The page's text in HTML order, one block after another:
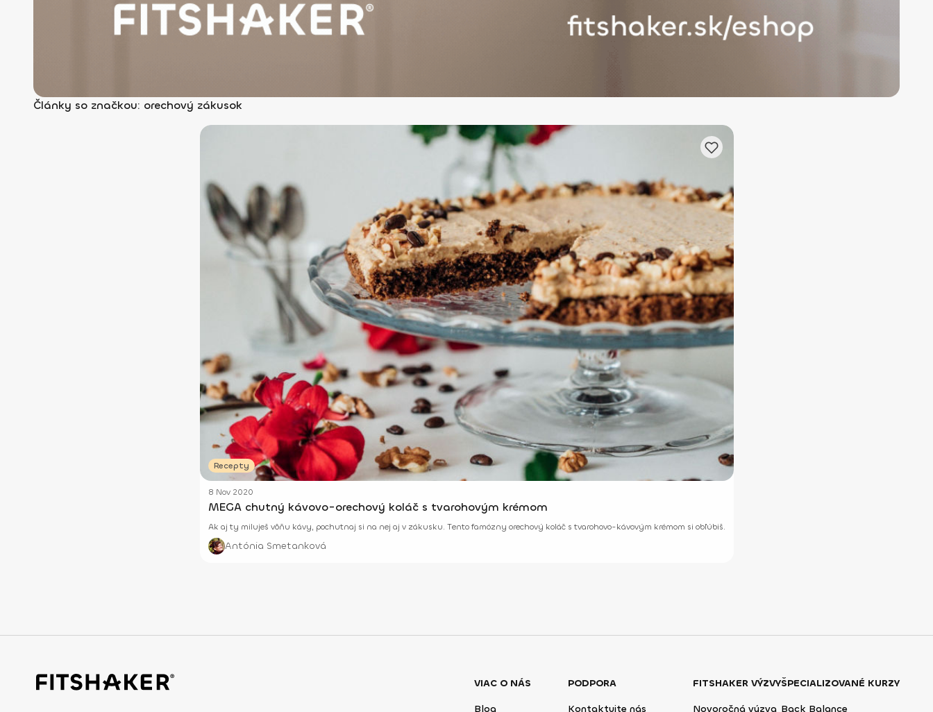
Články so značkou: orechový zákusok
Recepty
8 Nov 2020
MEGA chutný kávovo-orechový koláč s tvarohovým krémom
Ak aj ty miluješ vôňu kávy, pochutnaj si na nej aj v zákusku. Tento famózny orechový koláč s tvarohovo-kávovým krémom si obľúbiš.
Antónia Smetanková
VIAC O NÁS
Blog
PODPORA
Kontaktujte nás
FITSHAKER VÝZVY
Novoročná výzva
ŠPECIALIZOVANÉ KURZY
Back Balance